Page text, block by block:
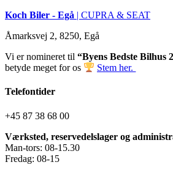
Koch Biler - Egå | CUPRA & SEAT
Åmarksvej 2, 8250, Egå
Vi er nomineret til “Byens Bedste Bilhus
betyde meget for os
Stem her.
Telefontider
+45 87 38 68 00
Værksted, reservedelslager og
Man-tors: 08-15.30
Fredag: 08-15